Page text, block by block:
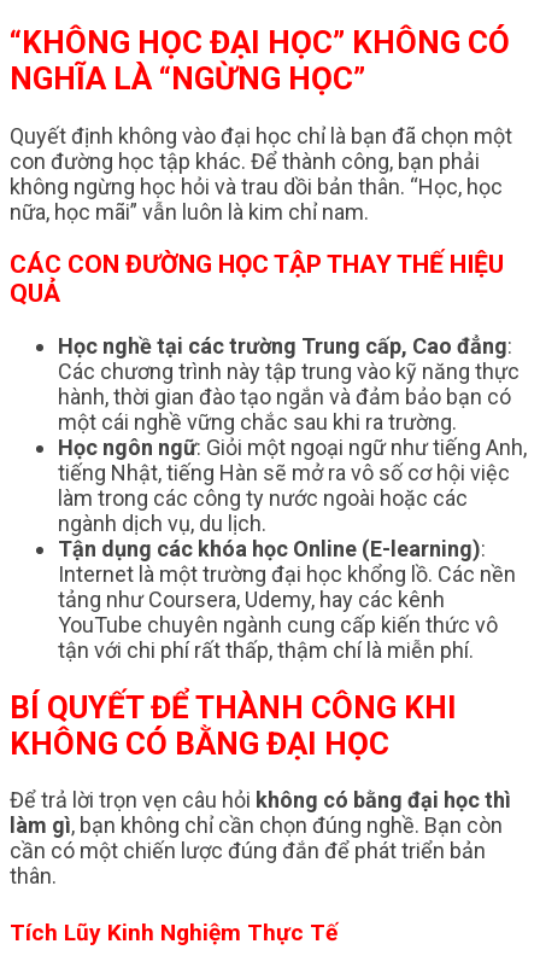
“KHÔNG HỌC ĐẠI HỌC” KHÔNG CÓ
NGHĨA LÀ “NGỪNG HỌC”
Quyết định không vào đại học chỉ là bạn đã chọn một
con đường học tập khác. Để thành công, bạn phải
không ngừng học hỏi và trau dồi bản thân. “Học, học
nữa, học mãi” vẫn luôn là kim chỉ nam.
CÁC CON ĐƯỜNG HỌC TẬP THAY THẾ HIỆU
QUẢ
Học nghề tại các trường Trung cấp, Cao đẳng:
Các chương trình này tập trung vào kỹ năng thực
hành, thời gian đào tạo ngắn và đảm bảo bạn có
một cái nghề vững chắc sau khi ra trường.
Học ngôn ngữ: Giỏi một ngoại ngữ như tiếng Anh,
tiếng Nhật, tiếng Hàn sẽ mở ra vô số cơ hội việc
làm trong các công ty nước ngoài hoặc các
ngành dịch vụ, du lịch.
Tận dụng các khóa học Online (E-learning):
Internet là một trường đại học khổng lồ. Các nền
tảng như Coursera, Udemy, hay các kênh
YouTube chuyên ngành cung cấp kiến thức vô
tận với chi phí rất thấp, thậm chí là miễn phí.
BÍ QUYẾT ĐỂ THÀNH CÔNG KHI
KHÔNG CÓ BẰNG ĐẠI HỌC
Để trả lời trọn vẹn câu hỏi không có bằng đại học thì
làm gì, bạn không chỉ cần chọn đúng nghề. Bạn còn
cần có một chiến lược đúng đắn để phát triển bản
thân.
Tích Lũy Kinh Nghiệm Thực Tế